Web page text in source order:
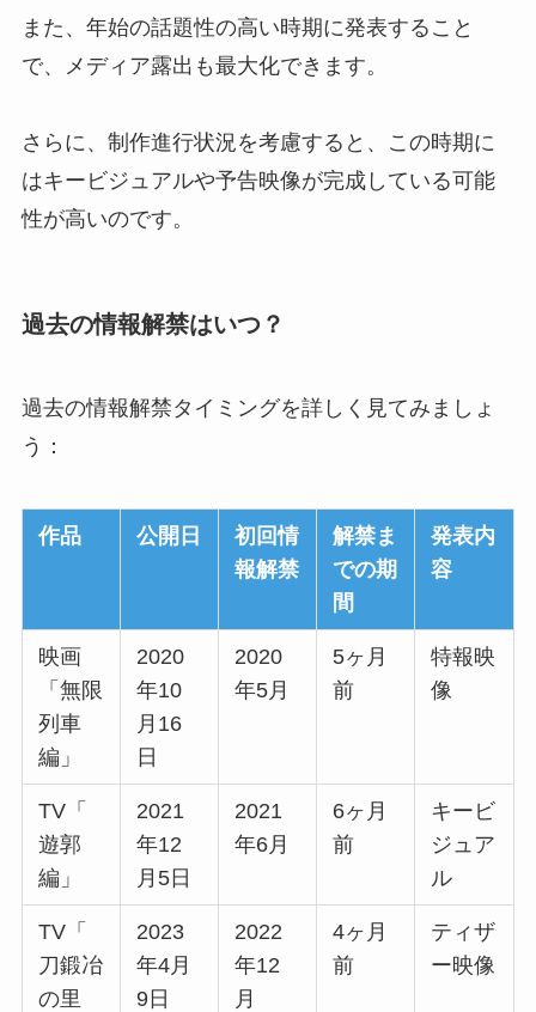
また、年始の話題性の高い時期に発表すること
で、メディア露出も最大化できます。
さらに、制作進行状況を考慮すると、この時期に
はキービジュアルや予告映像が完成している可能
性が高いのです。
過去の情報解禁はいつ？
過去の情報解禁タイミングを詳しく見てみましょ
う：
作品 公開日
初回情
報解禁
解禁ま
での期
間
発表内
容
映画
「無限
列車
編」
2020
年10
月16
日
2020
年5月
5ヶ月
前
特報映
像
TV「
遊郭
編」
2021
年12
月5日
2021
年6月
6ヶ月
前
キービ
ジュア
ル
TV「
刀鍛冶
の里
2023
年4月
9日
2022
年12
月
4ヶ月
前
ティザ
ー映像